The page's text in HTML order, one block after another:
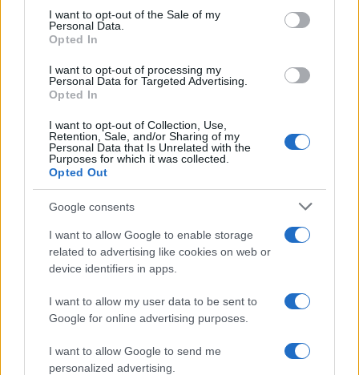
consent section.
I want to opt-out of the Sale of my
Personal Data.
Opted In
I want to opt-out of processing my
Personal Data for Targeted Advertising.
Opted In
I want to opt-out of Collection, Use,
Retention, Sale, and/or Sharing of my
Personal Data that Is Unrelated with the
Purposes for which it was collected.
Opted Out
Google consents
I want to allow Google to enable storage
related to advertising like cookies on web or
device identifiers in apps.
I want to allow my user data to be sent to
Google for online advertising purposes.
I want to allow Google to send me
personalized advertising.
ritorno sul palco
Susanna Riva · 6 Ago 2026
Valle d’Aosta: polemiche tra sindacato e istituzioni per
le supplenze scolastiche